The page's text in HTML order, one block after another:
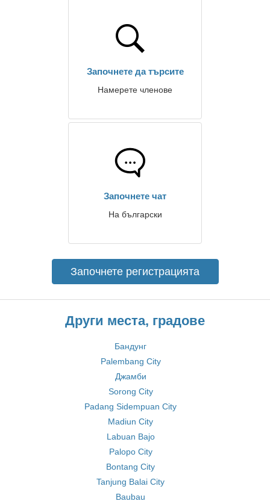
Започнете да търсите
Намерете членове
Започнете чат
На български
Започнете регистрацията
Други места, градове
Бандунг
Palembang City
Джамби
Sorong City
Padang Sidempuan City
Madiun City
Labuan Bajo
Palopo City
Bontang City
Tanjung Balai City
Baubau